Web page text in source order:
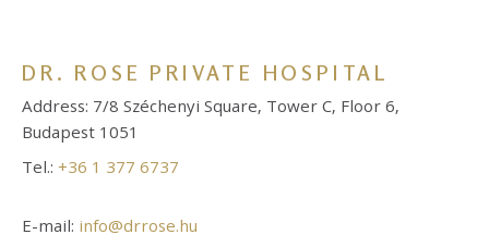
DR. ROSE PRIVATE HOSPITAL
Address: 7/8 Széchenyi Square, Tower C, Floor 6,
Budapest 1051
Tel.: +36 1 377 6737
E-mail: info@drrose.hu